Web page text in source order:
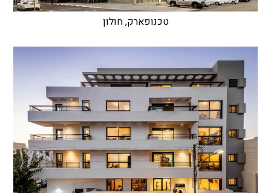
טכנופארק, חולון